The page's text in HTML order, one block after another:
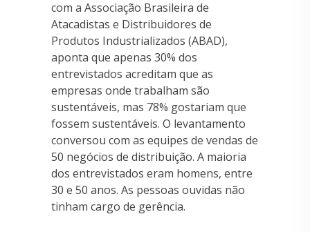
com a Associação Brasileira de
Atacadistas e Distribuidores de
Produtos Industrializados (ABAD),
aponta que apenas 30% dos
entrevistados acreditam que as
empresas onde trabalham são
sustentáveis, mas 78% gostariam que
fossem sustentáveis. O levantamento
conversou com as equipes de vendas de
50 negócios de distribuição. A maioria
dos entrevistados eram homens, entre
30 e 50 anos. As pessoas ouvidas não
tinham cargo de gerência.